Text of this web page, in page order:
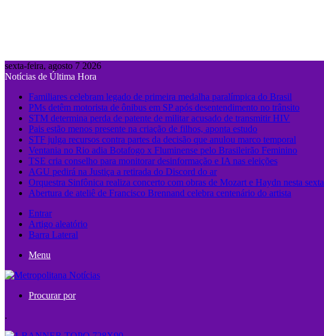
sexta-feira, agosto 7 2026
Notícias de Última Hora
Familiares celebram legado de primeira medalha paralímpica do Brasil
PMs detêm motorista de ônibus em SP após desentendimento no trânsito
STM determina perda de patente de militar acusado de transmitir HIV
Pais estão menos presente na criação de filhos, aponta estudo
STF julga recursos contra partes da decisão que anulou marco temporal
Ventania no Rio adia Botafogo x Fluminense pelo Brasileirão Feminino
TSE cria conselho para monitorar desinformação e IA nas eleições
AGU pedirá na Justiça a retirada do Discord do ar
Orquestra Sinfônica realiza concerto com obras de Mozart e Haydn nesta sexta
Abertura de ateliê de Francisco Brennand celebra centenário do artista
Entrar
Artigo aleatório
Barra Lateral
Menu
Procurar por
.